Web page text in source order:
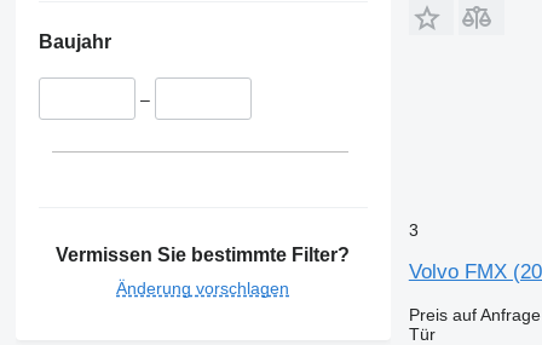
Baujahr
–
Vermissen Sie bestimmte Filter?
Änderung vorschlagen
3
Volvo FMX
Preis auf Anfrage
Tür